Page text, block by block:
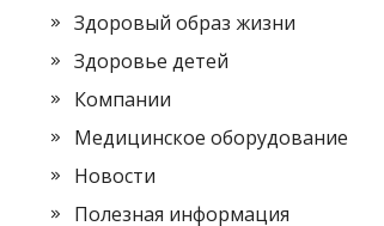
Здоровый образ жизни
Здоровье детей
Компании
Медицинское оборудование
Новости
Полезная информация